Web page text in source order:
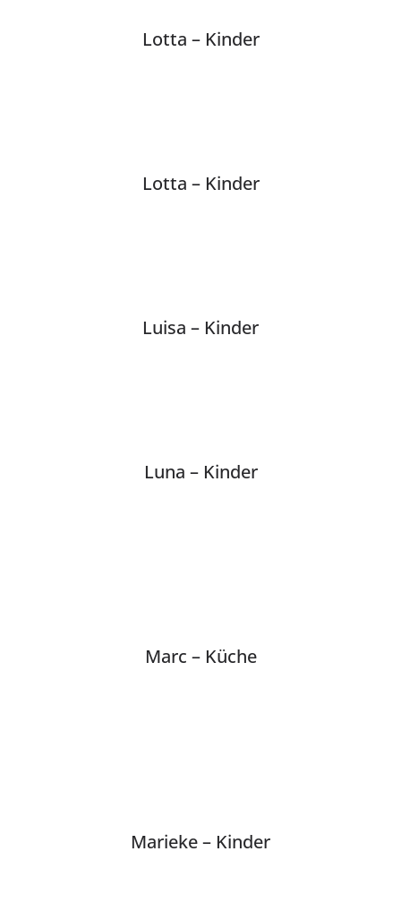
Lotta – Kinder
Lotta – Kinder
Luisa – Kinder
Luna – Kinder
Marc – Küche
Marieke – Kinder